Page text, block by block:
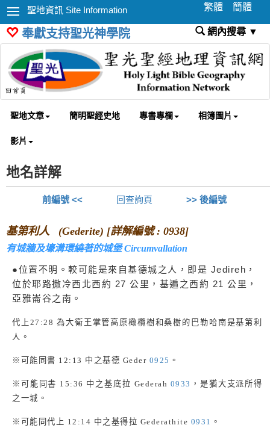
聖地資訊 Site Information 繁體 簡體
奉獻支持聖光神學院 網內搜尋 ▼
聖地文章 簡明聖經史地 專書專欄 相簿圖片
影片
地名詳解
前編號 << >> 後編號
回查詢頁
基第利人 (Gederite) [詳解編號 : 0938]
有城牆及壕溝環繞著的城堡 Circumvallation
●位置不明。較可能是來自基德城之人，即是 Jedireh，
位於耶路撒冷西北西約 27 公里，基遍之西約 21 公里，
亞雅崙谷之南。
代上 27:28 為大衛王掌管高原橄欖樹和桑樹的巴勒哈南是基第利
人。
※可能同書 12:13 中之基德 Geder 0925 。
※可能同書 15:36 中之基底拉 Gederah 0933 ，是猶大支派所得
之一城。
※可能同代上 12:14 中之基得拉 Gederathite 0931 。